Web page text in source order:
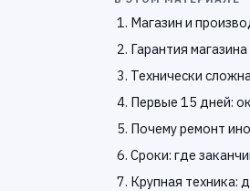
Магазин и
Гарантия
Технически
Первые 15 дней:
Почему ремонт
Сроки: где
Крупная техника: